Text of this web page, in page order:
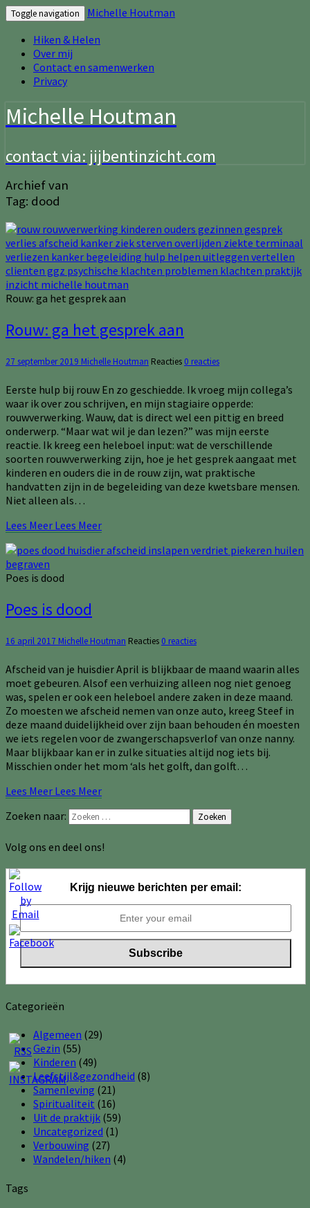
Toggle navigation
Michelle Houtman
Hiken & Helen
Over mij
Contact en samenwerken
Privacy
Michelle Houtman
contact via: jijbentinzicht.com
Archief van
Tag: dood
Rouw: ga het gesprek aan
Rouw: ga het gesprek aan
27 september 2019 Michelle Houtman Reacties 0 reacties
Eerste hulp bij rouw En zo geschiedde. Ik vroeg mijn collega’s
waar ik over zou schrijven, en mijn stagiaire opperde:
rouwverwerking. Wauw, dat is direct wel een pittig en breed
onderwerp. “Maar wat wil je dan lezen?” was mijn eerste
reactie. Ik kreeg een heleboel input: wat de verschillende
soorten rouwverwerking zijn, hoe je het gesprek aangaat met
kinderen en ouders die in de rouw zijn, wat praktische
handvatten zijn in de begeleiding van deze kwetsbare mensen.
Niet alleen als…
Lees Meer Lees Meer
Poes is dood
Poes is dood
16 april 2017 Michelle Houtman Reacties 0 reacties
Afscheid van je huisdier April is blijkbaar de maand waarin alles
moet gebeuren. Alsof een verhuizing alleen nog niet genoeg
was, spelen er ook een heleboel andere zaken in deze maand.
Zo moesten we afscheid nemen van onze auto, kreeg Steef in
deze maand duidelijkheid over zijn baan behouden én moesten
we iets regelen voor de zwangerschapsverlof van onze nanny.
Maar blijkbaar kan er in zulke situaties altijd nog iets bij.
Misschien onder het mom ‘als het golft, dan golft…
Lees Meer Lees Meer
Zoeken naar:
Zoeken
Volg ons en deel ons!
Krijg nieuwe berichten per email:
Categorieën
Algemeen (29)
Gezin (55)
Kinderen (49)
Leefstijl&gezondheid (8)
Samenleving (21)
Spiritualiteit (16)
Uit de praktijk (59)
Uncategorized (1)
Verbouwing (27)
Wandelen/hiken (4)
Tags